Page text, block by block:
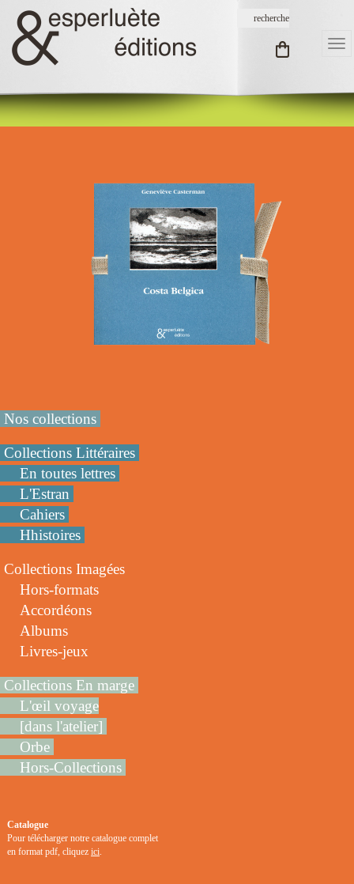
Nos collections
Collections Littéraires
En toutes lettres
L'Estran
Cahiers
Hhistoires
Collections Imagées
Hors-formats
Accordéons
Albums
Livres-jeux
Collections En marge
L'œil voyage
[dans l'atelier]
Orbe
Hors-Collections
Catalogue
Pour télécharger notre catalogue complet
en format pdf, cliquez ici